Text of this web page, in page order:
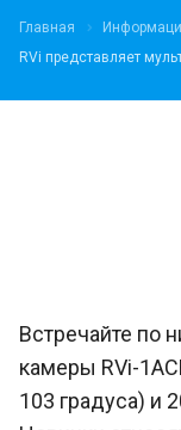
Главная
RVi представляет
Встречайте по
камеры RVi-
103 градуса) и